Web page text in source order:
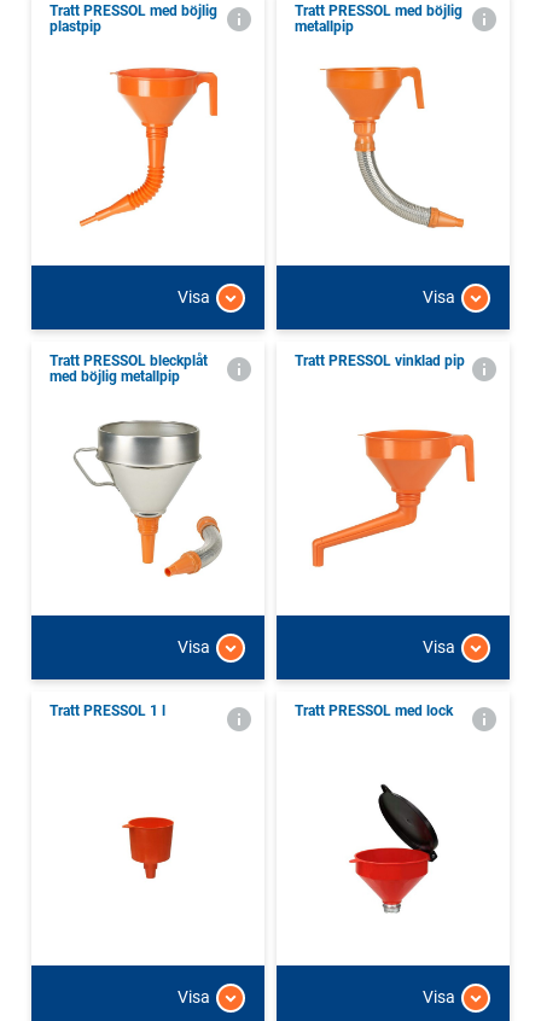
Tratt PRESSOL med böjlig
plastpip
Visa
Tratt PRESSOL med böjlig
metallpip
Visa
Tratt PRESSOL bleckplåt
med böjlig metallpip
Visa
Tratt PRESSOL vinklad pip
Visa
Tratt PRESSOL 1 l
Visa
Tratt PRESSOL med lock
Visa